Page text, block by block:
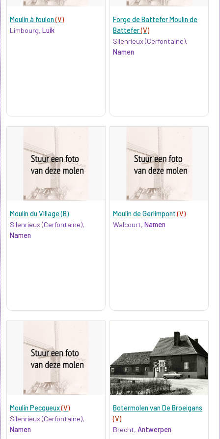
Moulin à foulon(V)
Limbourg, Luik
Forge de Battefer Moulin de
Battefer(V)
Silenrieux (Cerfontaine),
Namen
Moulin du Village (B)
Silenrieux (Cerfontaine),
Namen
Moulin de Gerlimpont(V)
Walcourt,Namen
Moulin Pecqueux(V)
Silenrieux (Cerfontaine),
Namen
Botermolen van De Broeigans
(V)
Brecht,Antwerpen